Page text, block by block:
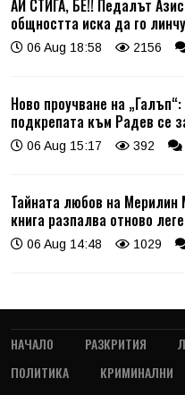
АЙ СТИГА, БЕ!! Педалът
общността иска да го
06 Aug 18:58 2156
Ново проучване на
подкрепата към Радев се
06 Aug 15:17 392
Тайната любов на
книга разпалва отново
06 Aug 14:48 1029
НАЧАЛО РАЗКРИТИЯ
ПОЛИТИКА
КРИМИНАЛНИ